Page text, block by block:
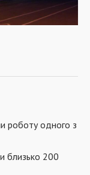
роботу одного з
близько 200